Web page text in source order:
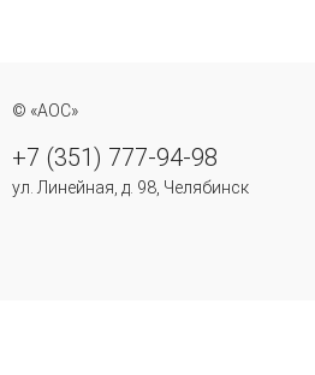
© «АОС»
+7 (351) 777-94-98
ул. Линейная, д. 98, Челябинск